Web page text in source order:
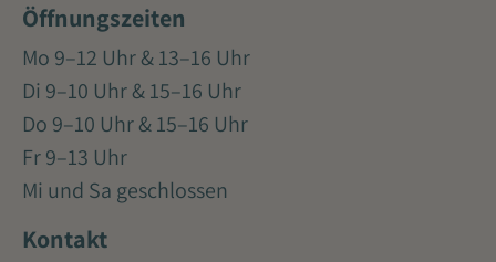
Öffnungszeiten
Mo 9–12 Uhr & 13–16 Uhr
Di 9–10 Uhr & 15–16 Uhr
Do 9–10 Uhr & 15–16 Uhr
Fr 9–13 Uhr
Mi und Sa geschlossen
Kontakt